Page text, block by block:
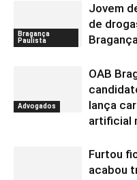
Bragança
Paulista
Jovem
de
Advogados
OAB
lança
artificial
Furtou
acabou